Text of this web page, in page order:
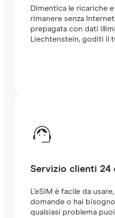
Dimentica le ricariche
rimanere senza
prepagata con dati
Liechtenstein, goditi il
Servizio clienti 24
L’eSIM è facile da
domande o hai
qualsiasi problema